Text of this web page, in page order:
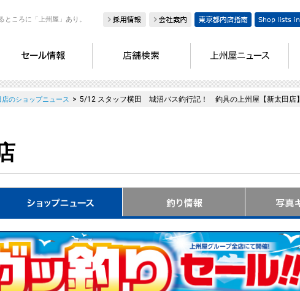
ところに「上州屋」あり。
店のショップニュース > 5/12 スタッフ横田 城沼バス釣行記！ 釣具の上州屋【新太田店】